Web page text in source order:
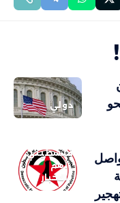
دولي
فلسطيني
أهم
الاخبار